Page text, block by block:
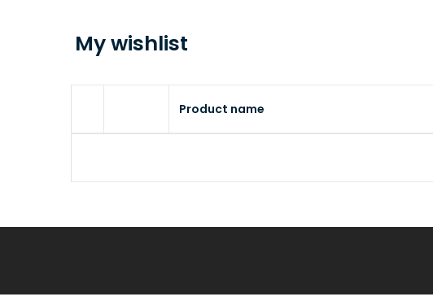
My wishlist
Product name